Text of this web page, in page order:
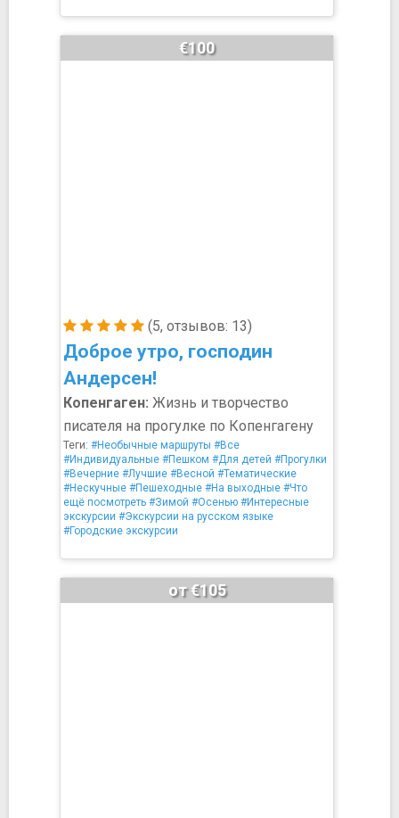
(5, отзывов: 13)
Доброе утро, господин
Андерсен!
€100
Копенгаген: Жизнь и творчество
писателя на прогулке по Копенгагену
Теги: #Необычные маршруты #Все
#Индивидуальные #Пешком #Для детей #Прогулки
#Вечерние #Лучшие #Весной #Тематические
#Нескучные #Пешеходные #На выходные #Что
ещё посмотреть #Зимой #Осенью #Интересные
экскурсии #Экскурсии на русском языке
#Городские экскурсии
от €105